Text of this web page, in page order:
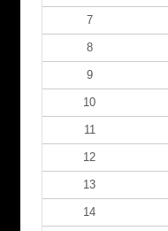
7
8
9
10
11
12
13
14